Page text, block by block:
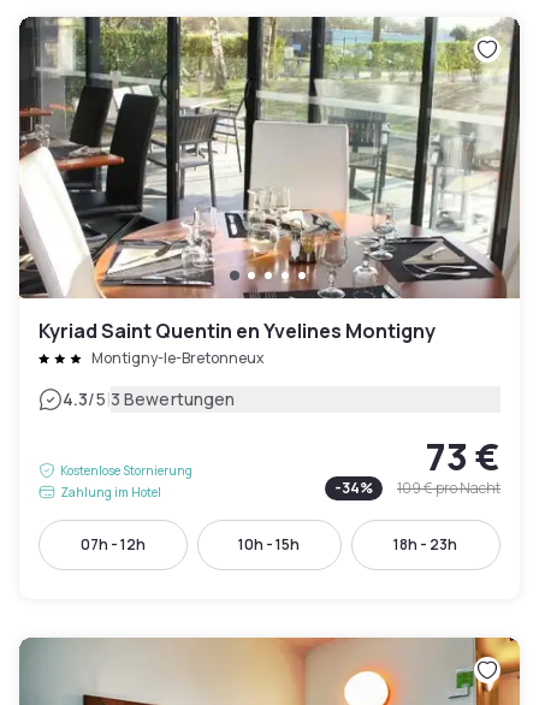
Kyriad Saint Quentin en Yvelines Montigny
Montigny-le-Bretonneux
4.3/5|3 Bewertungen
Kostenlose Stornierung
Zahlung im Hotel
73 €
-34% 109 €pro Nacht
07h - 12h 10h - 15h 18h - 23h